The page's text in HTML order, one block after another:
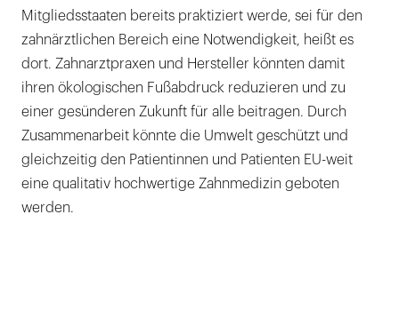
Mitgliedsstaaten bereits praktiziert werde, sei für den
zahnärztlichen Bereich eine Notwendigkeit, heißt es
dort. Zahnarztpraxen und Hersteller könnten damit
ihren ökologischen Fußabdruck reduzieren und zu
einer gesünderen Zukunft für alle beitragen. Durch
Zusammenarbeit könnte die Umwelt geschützt und
gleichzeitig den Patientinnen und Patienten EU-weit
eine qualitativ hochwertige Zahnmedizin geboten
werden.